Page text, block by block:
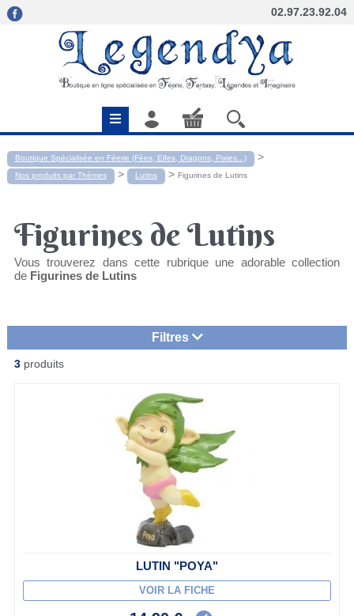
02.97.23.92.04
Boutique Spécialisée en Féerie (Fées, Elfes, Dragons, Pixies...) >
Nos produits par Thèmes > Lutins > Figurines de Lutins
Figurines de Lutins
Vous trouverez dans cette rubrique une adorable collection
de Figurines de Lutins
Filtres
3 produits
LUTIN "POYA"
VOIR LA FICHE